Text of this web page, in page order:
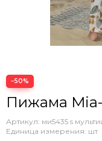
−50%
Пижама
Артикул: ми5435 s
Единица измерения: шт